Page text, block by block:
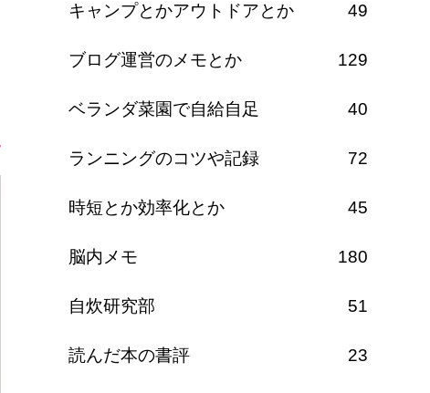
キャンプとかアウトドアとか 49
ブログ運営のメモとか 129
ベランダ菜園で自給自足 40
ランニングのコツや記録 72
時短とか効率化とか 45
脳内メモ 180
自炊研究部 51
読んだ本の書評 23